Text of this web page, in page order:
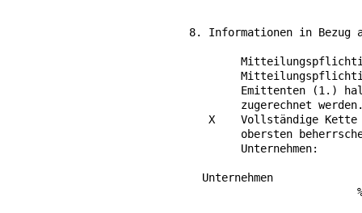
8. Informationen in
Emittenten (1.)
zugerechnet
X    Vollständige
obersten
        Unternehmen:
Unternehmen